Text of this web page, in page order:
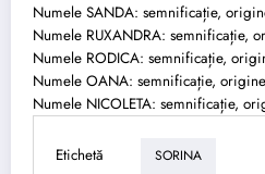
Numele SANDA: semnificație,
Numele RUXANDRA: semnificație,
Numele RODICA: semnificație,
Numele OANA: semnificație,
Numele NICOLETA: semnificație,
Etichetă SORINA